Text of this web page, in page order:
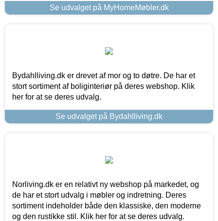
Se udvalget på MyHomeMøbler.dk
Bydahlliving.dk er drevet af mor og to døtre. De har et
stort sortiment af boliginteriør på deres webshop. Klik
her for at se deres udvalg.
Se udvalget på Bydahlliving.dk
Norliving.dk er en relativt ny webshop på markedet, og
de har et stort udvalg i møbler og indretning. Deres
sortiment indeholder både den klassiske, den moderne
og den rustikke stil. Klik her for at se deres udvalg.